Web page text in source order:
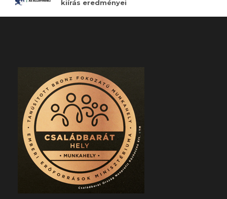
kiírás eredményei